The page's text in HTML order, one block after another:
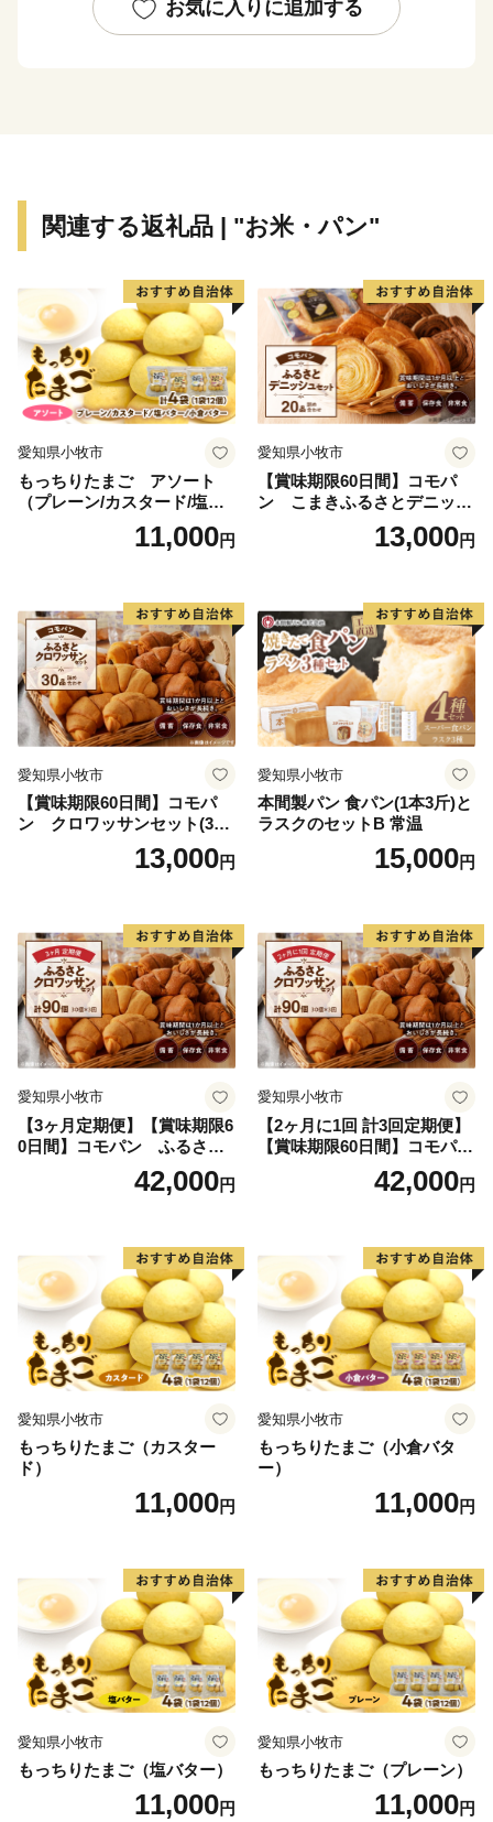
「ホタテ」など、農業及び水産業が盛んであります。加
えて現在では、地場産品を生かした６次産業や観光事業
す。未来ある豊浦町の取り組みにご賛同いただき、皆様
お気に入りに追加する
関連する返礼品 | "お米・パン"
愛知県小牧市
もっちりたまご アソート
（プレーン/カスタード/塩バ
ター/小倉バター）11,000円
愛知県小牧市
【賞味期限60日間】コモパ
ン こまきふるさとデニッシ
ュセット（20個入り）／災害
用備蓄 保存食 非常食 防災グ
13,000円
愛知県小牧市
【賞味期限60日間】コモパ
ン クロワッサンセット(30
個入り)／災害用備蓄 保存食
非常食 防災グッズにも
13,000円
愛知県小牧市
本間製パン 食パン(1本3斤)と
ラスクのセットB 常温
15,000円
愛知県小牧市
【3ヶ月定期便】【賞味期限6
0日間】コモパン ふるさと
クロワッサンセット（計90
個）／災害用備蓄 保存食 非
42,000円
愛知県小牧市
【2ヶ月に1回 計3回定期便】
【賞味期限60日間】コモパ
ン ふるさとクロワッサンセ
ット（計90個）／災害用備蓄
42,000円
愛知県小牧市
もっちりたまご（カスター
ド）
11,000円
愛知県小牧市
もっちりたまご（小倉バタ
ー）
11,000円
愛知県小牧市
もっちりたまご（塩バター）
11,000円
愛知県小牧市
もっちりたまご（プレーン）
11,000円